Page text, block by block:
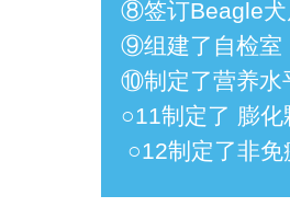
⑧签订Beagle犬
⑨组建了自检室
⑩制定了营养水
○11制定了 膨
○12制定了非免